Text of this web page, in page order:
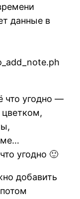
данные в
что угодно —
угодно 🙂
добавить